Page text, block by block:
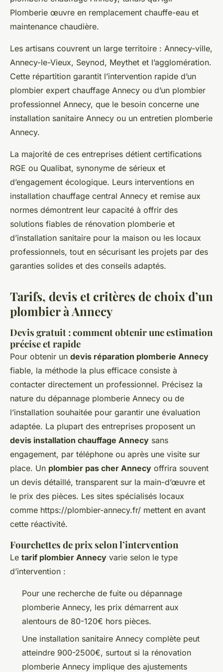
Plomberie œuvre en remplacement chauffe-eau et
maintenance chaudière.
Les artisans couvrent un large territoire : Annecy-ville,
Annecy-le-Vieux, Seynod, Meythet et l’agglomération.
Cette répartition garantit l’intervention rapide d’un
plombier expert chauffage Annecy ou d’un plombier
professionnel Annecy, que le besoin concerne une
installation sanitaire Annecy ou un entretien plomberie
Annecy.
La majorité de ces entreprises détient certifications
RGE ou Qualibat, synonyme de sérieux et
d’engagement écologique. Leurs interventions en
installation chauffage central Annecy et remise aux
normes démontrent leur capacité à offrir des
solutions fiables de rénovation plomberie et
d’installation sanitaire pour la maison ou les locaux
professionnels, tout en sécurisant les projets par des
garanties solides et des conseils adaptés.
Tarifs, devis et critères de choix d’un
plombier à Annecy
Devis gratuit : comment obtenir une estimation
précise et rapide
Pour obtenir un devis réparation plomberie Annecy
fiable, la méthode la plus efficace consiste à
contacter directement un professionnel. Précisez la
nature du dépannage plomberie Annecy ou de
l’installation souhaitée pour garantir une évaluation
adaptée. La plupart des entreprises proposent un
devis installation chauffage Annecy sans
engagement, par téléphone ou après une visite sur
place. Un plombier pas cher Annecy offrira souvent
un devis détaillé, transparent sur la main-d’œuvre et
le prix des pièces. Les sites spécialisés locaux
comme https://plombier-annecy.fr/ mettent en avant
cette réactivité.
Fourchettes de prix selon l’intervention
Le tarif plombier Annecy varie selon le type
d’intervention :
Pour une recherche de fuite ou dépannage
plomberie Annecy, les prix démarrent aux
alentours de 80-120€ hors pièces.
Une installation sanitaire Annecy complète peut
atteindre 900-2500€, surtout si la rénovation
plomberie Annecy implique des ajustements